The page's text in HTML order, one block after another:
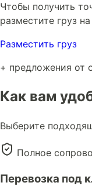
Чтобы получить
разместите груз
Разместить груз
+ предложения от
Как вам
Выберите
Полное
Перевозка под